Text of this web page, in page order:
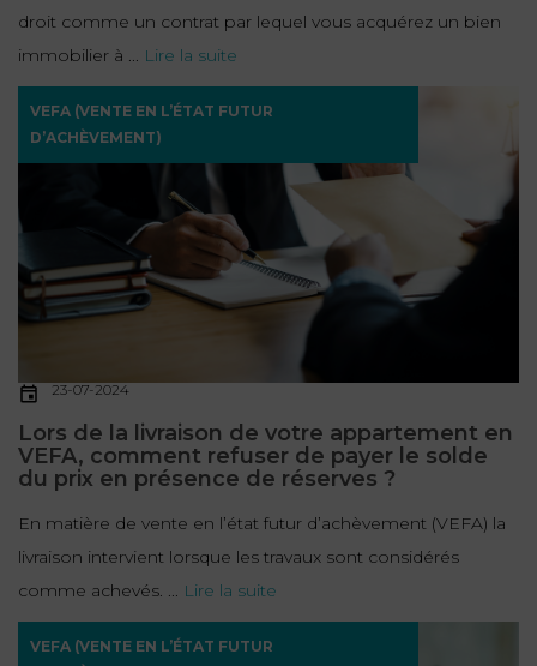
droit comme un contrat par lequel vous acquérez un bien
immobilier à ... Lire la suite
VEFA (VENTE EN L’ÉTAT FUTUR
D’ACHÈVEMENT)
23-07-2024
Lors de la livraison de votre appartement en
VEFA, comment refuser de payer le solde
du prix en présence de réserves ?
En matière de vente en l’état futur d’achèvement (VEFA) la
livraison intervient lorsque les travaux sont considérés
comme achevés. ... Lire la suite
VEFA (VENTE EN L’ÉTAT FUTUR